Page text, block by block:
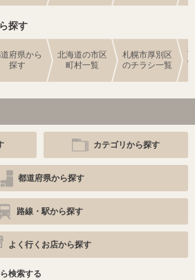
探す
府県から
探す
北海道の市区
町村一覧
札幌市厚別区
のチラシ一覧
カテゴリから探す
都道府県から探す
路線・駅から探す
よく行くお店から探す
検索する